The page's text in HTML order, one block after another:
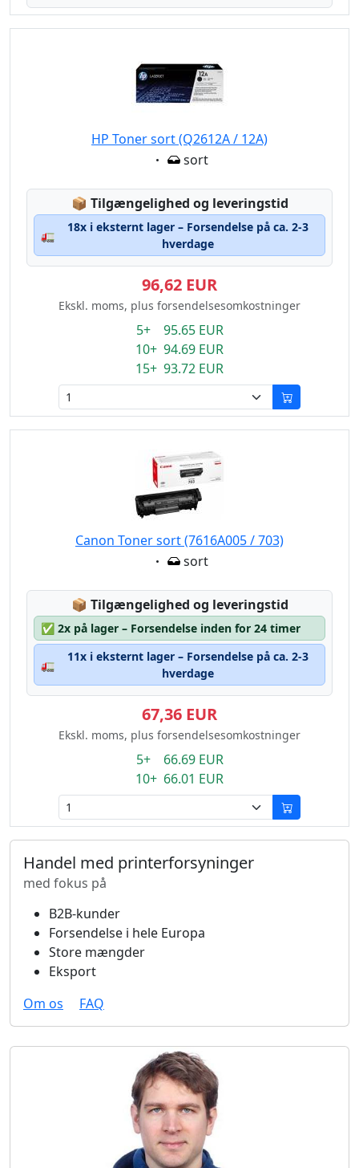
HP Toner sort (Q2612A / 12A)
Eigenschaft:
sort
📦 Lagerstatus:
Tilgængelighed og leveringstid
🚛
18x i eksternt lager – Forsendelse på ca. 2-3
hverdage
96,62 EUR
Ekskl. moms, plus forsendelsesomkostninger
5+ 95.65 EUR
10+ 94.69 EUR
15+ 93.72 EUR
Canon Toner sort (7616A005 / 703)
Eigenschaft:
sort
📦 Lagerstatus:
Tilgængelighed og leveringstid
✅ 2x på lager – Forsendelse inden for 24 timer
🚛
11x i eksternt lager – Forsendelse på ca. 2-3
hverdage
67,36 EUR
Ekskl. moms, plus forsendelsesomkostninger
5+ 66.69 EUR
10+ 66.01 EUR
Handel med printerforsyninger
med fokus på
B2B-kunder
Forsendelse i hele Europa
Store mængder
Eksport
Om os
FAQ